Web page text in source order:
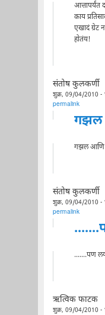
आत्तापर्यंत
काय
एखादं ग्रेट
होतंय!
संतोष कुलकर्णी
शुक्र, 09/04/2010 -
permalink
गझल
गझल आणि
संतोष कुलकर्णी
शुक्र, 09/04/2010 -
permalink
.......पण
ऋत्विक फाटक
शुक्र, 09/04/2010 -